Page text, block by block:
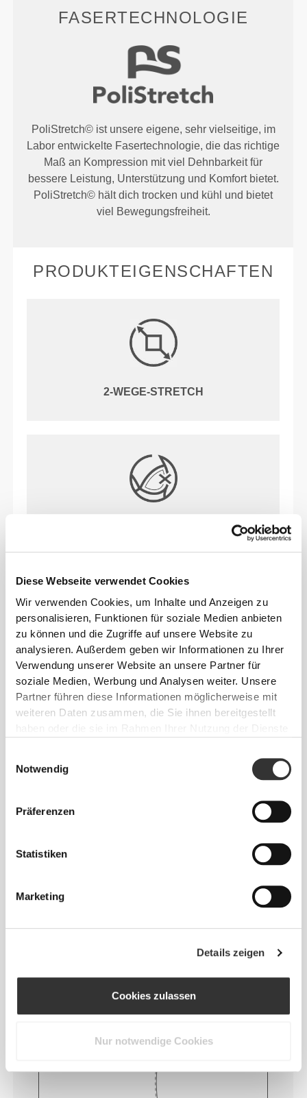
Diese Webseite verwendet Cookies
Wir verwenden Cookies, um Inhalte und Anzeigen zu
personalisieren, Funktionen für soziale Medien anbieten
zu können und die Zugriffe auf unsere Website zu
analysieren. Außerdem geben wir Informationen zu Ihrer
Verwendung unserer Website an unsere Partner für
soziale Medien, Werbung und Analysen weiter. Unsere
Partner führen diese Informationen möglicherweise mit
weiteren Daten zusammen, die Sie ihnen bereitgestellt
Notwendig
Präferenzen
Statistiken
Marketing
Details zeigen
Cookies zulassen
Nur notwendige Cookies
FASERTECHNOLOGIE
PoliStretch© ist unsere eigene, sehr vielseitige, im
Labor entwickelte Fasertechnologie, die das richtige
Maß an Kompression mit viel Dehnbarkeit für
bessere Leistung, Unterstützung und Komfort bietet.
PoliStretch© hält dich trocken und kühl und bietet
viel Bewegungsfreiheit.
PRODUKTEIGENSCHAFTEN
2-WEGE-STRETCH
OHNE ÖFFNUNGEN FÜR GEPOLSTERTE
UNSER ETIKETT IST DEIN
KOMFORT.
Unsere Kleidung steht für Komfort. Unsere
Herangehensweise hinterlässt einen wichtigen
Eindruck auf unsere Kleidung: auf die nahtlose
Freiheit! Ohne eingenähtes Etikett wird das Tragen
TIPP ZUR PASSFORM